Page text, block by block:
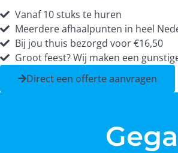
Vanaf 10 stuks te huren
Meerdere afhaalpunten in heel
Bij jou thuis bezorgd voor €16,50
Groot feest? Wij maken een
Direct een offerte aanvragen